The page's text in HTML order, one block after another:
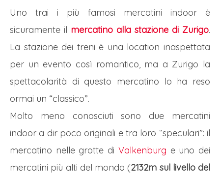
Uno trai i più famosi mercatini indoor è
sicuramente il mercatino alla stazione di Zurigo.
La stazione dei treni è una location inaspettata
per un evento così romantico, ma a Zurigo la
spettacolarità di questo mercatino lo ha reso
ormai un “classico”.
Molto meno conosciuti sono due mercatini
indoor a dir poco originali e tra loro “speculari”: il
mercatino nelle grotte di Valkenburg e uno dei
mercatini più alti del mondo (2132m sul livello del